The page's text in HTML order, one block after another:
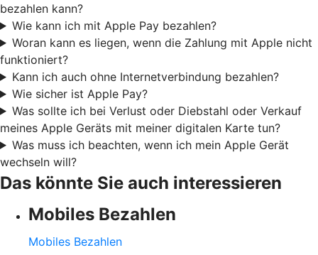
bezahlen kann?
Wie kann ich mit Apple Pay bezahlen?
Woran kann es liegen, wenn die Zahlung mit Apple nicht
funktioniert?
Kann ich auch ohne Internetverbindung bezahlen?
Wie sicher ist Apple Pay?
Was sollte ich bei Verlust oder Diebstahl oder Verkauf
meines Apple Geräts mit meiner digitalen Karte tun?
Was muss ich beachten, wenn ich mein Apple Gerät
wechseln will?
Das könnte Sie auch interessieren
Mobiles Bezahlen
Mobiles Bezahlen